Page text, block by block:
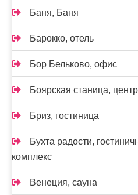
Баня, Баня
Барокко, отель
Бор Бельково, офис
Боярская станица,
Бриз, гостиница
Бухта радости,
комплекс
Венеция, сауна